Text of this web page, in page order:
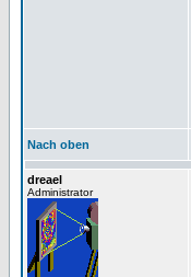
Nach oben
dreael
Administrator